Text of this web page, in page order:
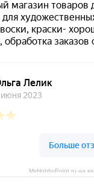
MyHobbyPoint.ru на